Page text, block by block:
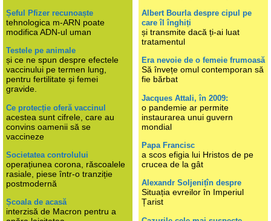
Șeful Pfizer recunoaște
tehnologica m-ARN poate
modifica ADN-ul uman
Testele pe animale
și ce ne spun despre efectele
vaccinului pe termen lung,
pentru fertilitate și femei
gravide.
Ce protecție oferă vaccinul
acestea sunt cifrele, care au
convins oamenii să se
vaccineze
Societatea controlului
operațiunea corona, răscoalele
rasiale, piese într-o tranziție
postmodernă
Școala de acasă
interzisă de Macron pentru a
Albert Bourla despre cipul pe
care îl înghiți
și transmite dacă ți-ai luat
tratamentul
Era nevoie de o femeie frumoasă
Să învețe omul contemporan să
fie bărbat
Jacques Attali, în 2009:
o pandemie ar permite
instaurarea unui guvern
mondial
Papa Francisc
a scos efigia lui Hristos de pe
crucea de la gât
Alexandr Soljenițîn despre
Situația evreilor în Imperiul
Țarist